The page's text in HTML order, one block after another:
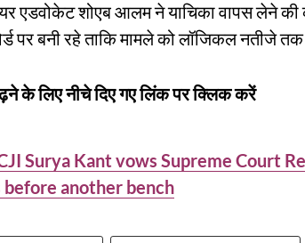
एडवोकेट शोएब आलम ने याचिका वापस लेने
पर बनी रहे ताकि मामले को लॉजिकल नतीजे
के लिए नीचे दिए गए लिंक पर क्लिक करें
Surya Kant vows Supreme Court
before another bench